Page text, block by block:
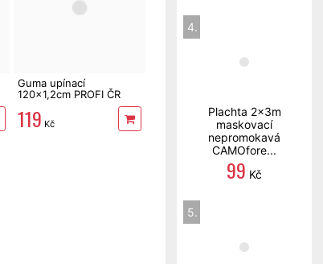
Guma upínací
120x1,2cm PROFI ČR
119 Kč
4.
Plachta 2x3m
maskovací
nepromokavá
CAMOfore...
99 Kč
5.